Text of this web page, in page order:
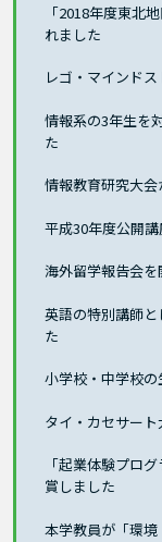
「2018年度東北
れました
レゴ・マインド
情報系の3年生を
た
情報教育研究大
平成30年度公開
海外留学報告会
英語の特別講師
た
小学校・中学校
タイ・カセサー
「起業体験プロ
賞しました
本学教員が「環